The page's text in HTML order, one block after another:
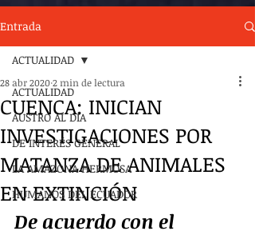
Entrada
ACTUALIDAD
AUSTRO AL DÍA
DE INTERÉS GENERAL
LA AMAZONA HERMOSA
HUMANOS DEL ECUADOR
ACTUALIDAD
CUENCA: INICIAN
INVESTIGACIONES POR
MATANZA DE ANIMALES
EN EXTINCIÓN
28 abr 20202 min de lectura
De acuerdo con el